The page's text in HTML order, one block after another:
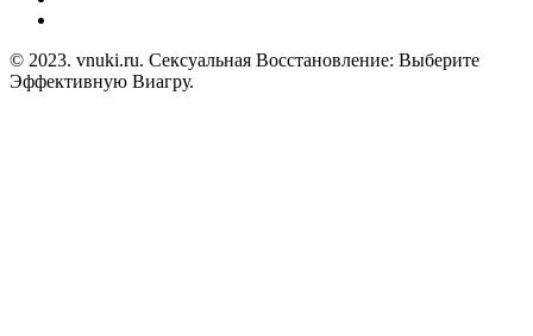
© 2023. vnuki.ru. Сексуальная Восстановление: Выберите
Эффективную Виагру.